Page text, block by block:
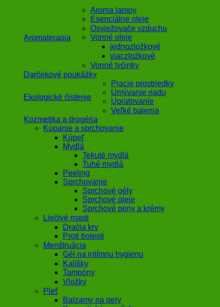
Aromaterapia
Aroma lampy
Esenciálne oleje
Osviežovače vzduchu
Vonné oleje
jednozložkové
viaczložkové
Vonné tyčinky
Darčekové poukážky
Ekologické čistenie
Pracie prostriedky
Umývanie riadu
Upratovanie
Veľké balenia
Kozmetika a drogéria
Kúpanie a sprchovanie
Kúpeľ
Mydlá
Tekuté mydlá
Tuhé mydlá
Peeling
Sprchovanie
Sprchové gély
Sprchové oleje
Sprchové peny a krémy
Liečivé masti
Dračia krv
Proti bolesti
Menštruácia
Gél na intímnu hygienu
Kalíšky
Tampóny
Vložky
Pleť
Balzamy na pery